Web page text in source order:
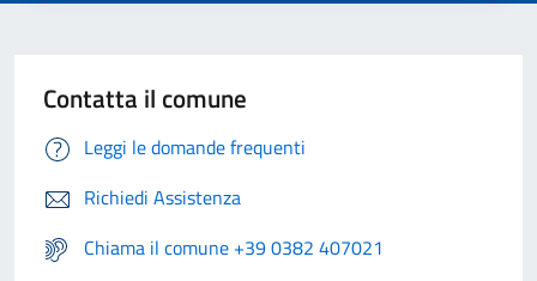
Contatta il comune
Leggi le domande frequenti
Richiedi Assistenza
Chiama il comune +39 0382 407021